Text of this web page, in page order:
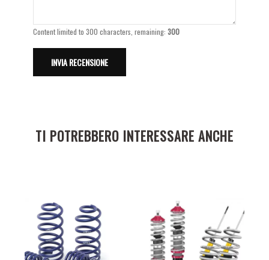
Content limited to 300 characters, remaining:300
TI POTREBBERO INTERESSARE ANCHE